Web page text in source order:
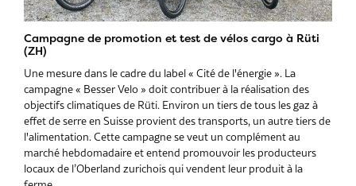
Campagne de promotion et test de vélos cargo à Rüti
(ZH)
Une mesure dans le cadre du label « Cité de l'énergie ». La
campagne « Besser Velo » doit contribuer à la réalisation des
objectifs climatiques de Rüti. Environ un tiers de tous les gaz à
effet de serre en Suisse provient des transports, un autre tiers de
l'alimentation. Cette campagne se veut un complément au
marché hebdomadaire et entend promouvoir les producteurs
locaux de l’Oberland zurichois qui vendent leur produit à la